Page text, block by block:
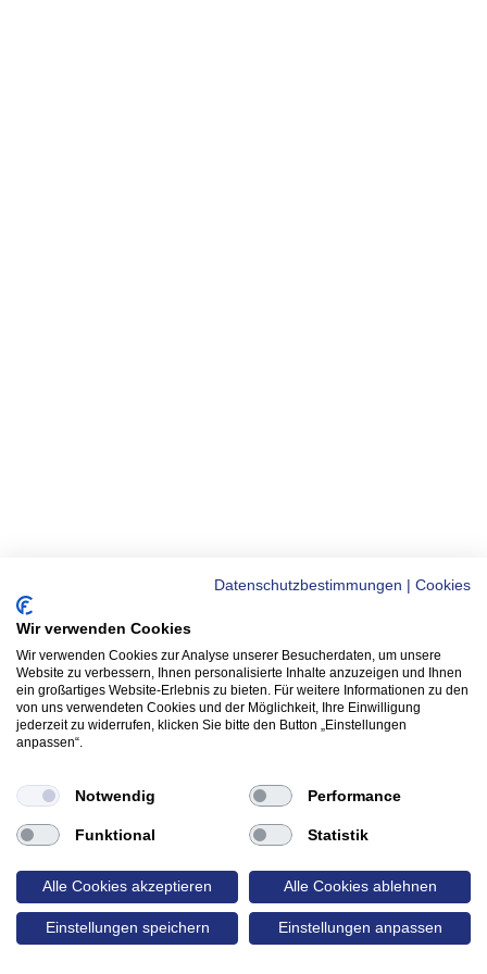
Datenschutzbestimmungen Cookies
Wir verwenden Cookies
Wir verwenden Cookies zur Analyse unserer Besucherdaten, um unsere
Website zu verbessern, Ihnen personalisierte Inhalte anzuzeigen und Ihnen
ein großartiges Website-Erlebnis zu bieten. Für weitere Informationen zu den
von uns verwendeten Cookies und der Möglichkeit, Ihre Einwilligung
jederzeit zu widerrufen, klicken Sie bitte den Button „Einstellungen
anpassen“.
Notwendig Performance
Funktional Statistik
Alle Cookies akzeptieren Alle Cookies ablehnen
Einstellungen speichern Einstellungen anpassen